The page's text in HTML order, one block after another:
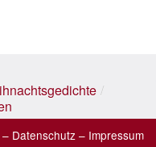
/
– Datenschutz – Impressum